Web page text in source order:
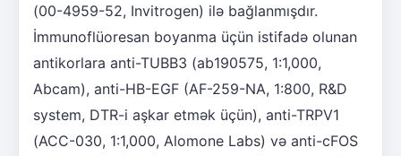
(00-4959-52, Invitrogen) ilə bağlanmışdır.
İmmunoflüoresan boyanma üçün istifadə olunan
antikorlara anti-TUBB3 (ab190575, 1:1,000,
Abcam), anti-HB-EGF (AF-259-NA, 1:800, R&D
system, DTR-i aşkar etmək üçün), anti-TRPV1
(ACC-030, 1:1,000, Alomone Labs) və anti-cFOS